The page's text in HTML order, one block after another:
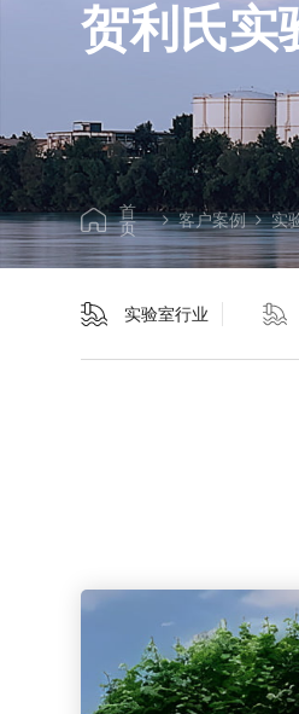
供货工程
项目
异味治理提升工程
兽”企业废气治理项目
司某车间含氨尾气处理系统
限公司设备采购项目
理项目
司VOCs废气处理项目
处理厂项目
供货项目
目
刷油墨废气处理项目
处理项目
供货工程
心垃圾站除臭项目
理项目
工程项目除臭设备采购项目
沸石转轮+RTO
沸石转轮+RTO
洗涤塔
活性炭吸附箱
生物滤池
耦合催化废气处理设备
离子除臭设备
生物菌种
气处理标杆项目+1
联盟“理事单位”
再出发
立项
情，助力建设大美新疆
发展历程
浙江羿清官网
贺利氏实
首
页
客户案例 实
实验室行业